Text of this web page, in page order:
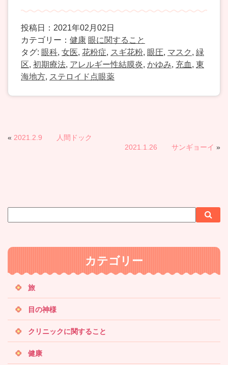
投稿日：2021年02月02日
カテゴリー： 健康 眼に関すること
タグ: 眼科, 女医, 花粉症, スギ花粉, 眼圧, マスク , 緑
区, 初期療法, アレルギー性結膜炎, かゆみ, 充血 , 東
海地方, ステロイド点眼薬
« 2021.2.9 人間ドック
2021.1.26 サンギョーイ »
イ
内
索
索
カテゴリー
旅
目の神様
クリニックに関すること
健康